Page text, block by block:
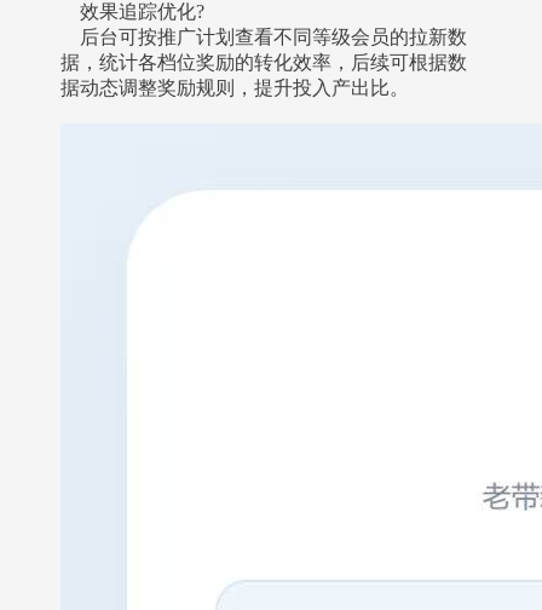
效果追踪优化?
后台可按推广计划查看不同等级会员的拉新数
据，统计各档位奖励的转化效率，后续可根据数
据动态调整奖励规则，提升投入产出比。